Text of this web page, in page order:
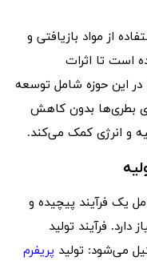
از مواد بازیافتی و
است تا اثرات
در این حوزه شامل توسعه
بطری‌ها بدون کاهش
و انرژی کمک می‌کند.
یک فرآیند پیچیده و
فرآیند تولید
می‌شود: تولید پریفرم